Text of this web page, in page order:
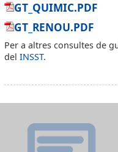
GT_QUIMIC.PDF
GT_RENOU.PDF
Per a altres consultes de
delINSST.